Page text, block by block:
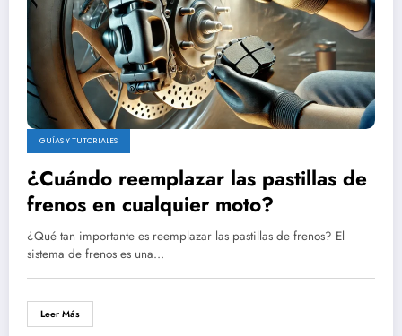
GUÍAS Y TUTORIALES
¿Cuándo reemplazar las pastillas de
frenos en cualquier moto?
¿Qué tan importante es reemplazar las pastillas de frenos? El
sistema de frenos es una…
Leer Más